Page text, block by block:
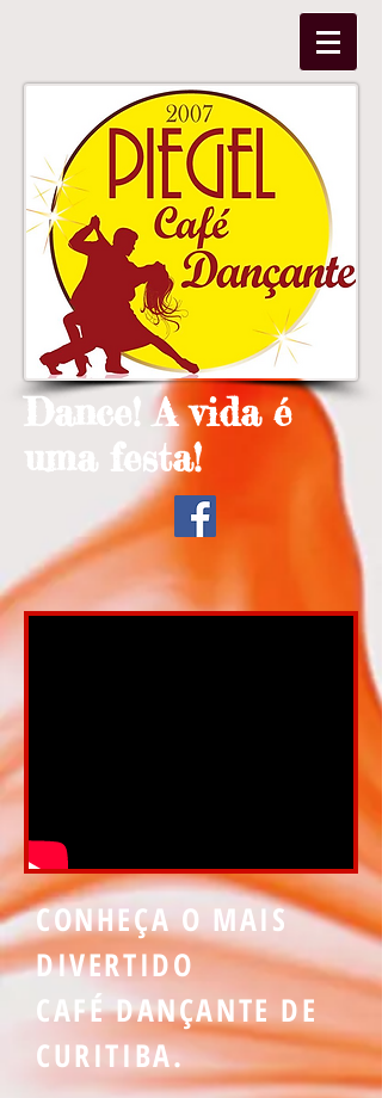
Dance! A vida é
uma festa!
CONHEÇA O MAIS
DIVERTIDO
CAFÉ DANÇANTE DE
CURITIBA.